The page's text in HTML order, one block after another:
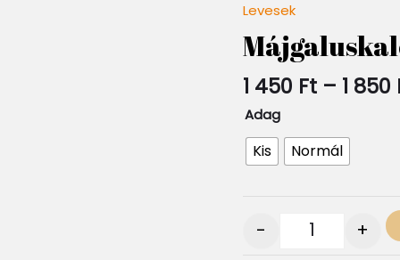
Levesek
1 450 Ft – 1 850
Adag
Kis Normál
- +